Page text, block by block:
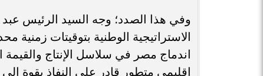
وفي هذا الصدد؛ وجه السيد الرئيس
الاستراتيجية الوطنية بتوقيتات
اندماج مصر في سلاسل الإنتاج
إقليمي متطور قادر على النفاذ بقوة إلى